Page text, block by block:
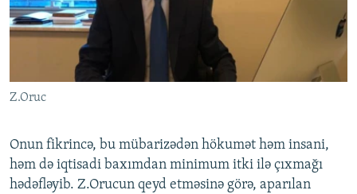
Z.Oruc
Onun fikrincə, bu mübarizədən hökumət həm insani,
həm də iqtisadi baxımdan minimum itki ilə çıxmağı
hədəfləyib. Z.Orucun qeyd etməsinə görə, aparılan